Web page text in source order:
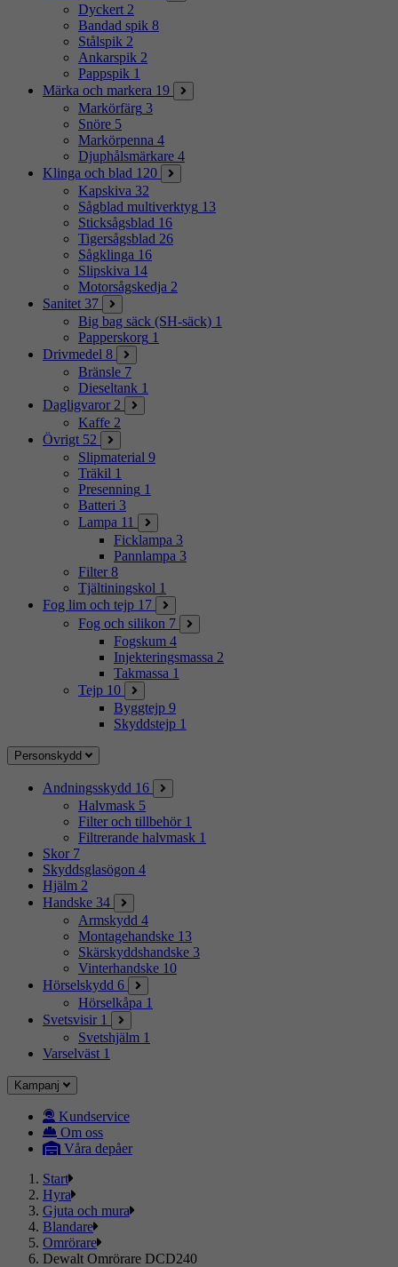
Dyckert 2
Bandad spik 8
Stålspik 2
Ankarspik 2
Pappspik 1
Märka och markera 19
Markörfärg 3
Snöre 5
Markörpenna 4
Djuphålsmärkare 4
Klinga och blad 120
Kapskiva 32
Sågblad multiverktyg 13
Sticksågsblad 16
Tigersågsblad 26
Sågklinga 16
Slipskiva 14
Motorsågskedja 2
Sanitet 37
Big bag säck (SH-säck) 1
Papperskorg 1
Drivmedel 8
Bränsle 7
Dieseltank 1
Dagligvaror 2
Kaffe 2
Övrigt 52
Slipmaterial 9
Träkil 1
Presenning 1
Batteri 3
Lampa 11
Ficklampa 3
Pannlampa 3
Filter 8
Tjältiningskol 1
Fog lim och tejp 17
Fog och silikon 7
Fogskum 4
Injekteringsmassa 2
Takmassa 1
Tejp 10
Byggtejp 9
Skyddstejp 1
Personskydd
Andningsskydd 16
Halvmask 5
Filter och tillbehör 1
Filtrerande halvmask 1
Skor 7
Skyddsglasögon 4
Hjälm 2
Handske 34
Armskydd 4
Montagehandske 13
Skärskyddshandske 3
Vinterhandske 10
Hörselskydd 6
Hörselkåpa 1
Svetsvisir 1
Svetshjälm 1
Varselväst 1
Kampanj
Kundservice
Om oss
Våra depåer
Start
Hyra
Gjuta och mura
Blandare
Omrörare
Dewalt Omrörare DCD240